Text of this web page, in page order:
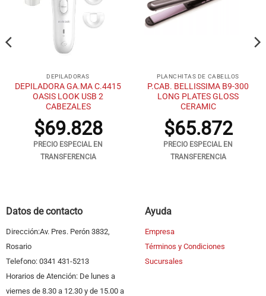
DEPILADORAS
DEPILADORA GA.MA C.4415
OASIS LOOK USB 2
CABEZALES
$69.828
PRECIO ESPECIAL EN
TRANSFERENCIA
PLANCHITAS DE CABELLOS
P.CAB. BELLISSIMA B9-300
LONG PLATES GLOSS
CERAMIC
$65.872
PRECIO ESPECIAL EN
TRANSFERENCIA
Datos de contacto
Dirección:Av. Pres. Perón 3832,
Rosario
Telefono: 0341 431-5213
Horarios de Atención: De lunes a
viernes de 8.30 a 12.30 y de 15.00 a
Ayuda
Empresa
Términos y Condiciones
Sucursales